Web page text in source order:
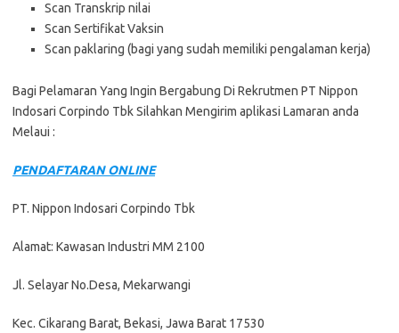
Scan Transkrip nilai
Scan Sertifikat Vaksin
Scan paklaring (bagi yang sudah memiliki pengalaman kerja)
Bagi Pelamaran Yang Ingin Bergabung Di Rekrutmen PT Nippon
Indosari Corpindo Tbk Silahkan Mengirim aplikasi Lamaran anda
Melaui :
PENDAFTARAN ONLINE
PT. Nippon Indosari Corpindo Tbk
Alamat: Kawasan Industri MM 2100
Jl. Selayar No.Desa, Mekarwangi
Kec. Cikarang Barat, Bekasi, Jawa Barat 17530